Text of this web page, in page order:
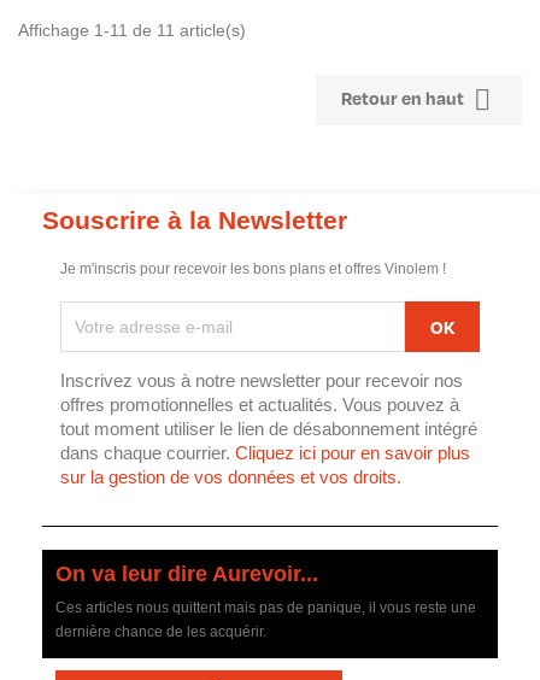
Affichage 1-11 de 11 article(s)
Retour en haut 
Souscrire à la Newsletter
Je m'inscris pour recevoir les bons plans et offres Vinolem !
Inscrivez vous à notre newsletter pour recevoir nos
offres promotionnelles et actualités. Vous pouvez à
tout moment utiliser le lien de désabonnement intégré
dans chaque courrier. Cliquez ici pour en savoir plus
sur la gestion de vos données et vos droits.
On va leur dire Aurevoir...
Ces articles nous quittent mais pas de panique, il vous reste une
dernière chance de les acquérir.